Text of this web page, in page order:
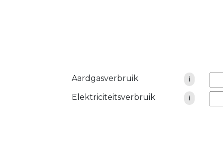
Aardgasverbruik i
Elektriciteitsverbruik
i